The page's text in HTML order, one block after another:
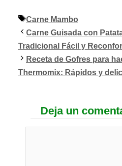
Etiquetas
Carne Mambo
Carne Guisada con
Tradicional Fácil y
Receta de Gofres para
Thermomix: Rápidos y
Deja un